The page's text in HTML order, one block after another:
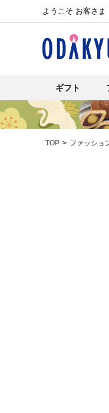
ようこそ お客さま
ギフト
TOP ファッショ